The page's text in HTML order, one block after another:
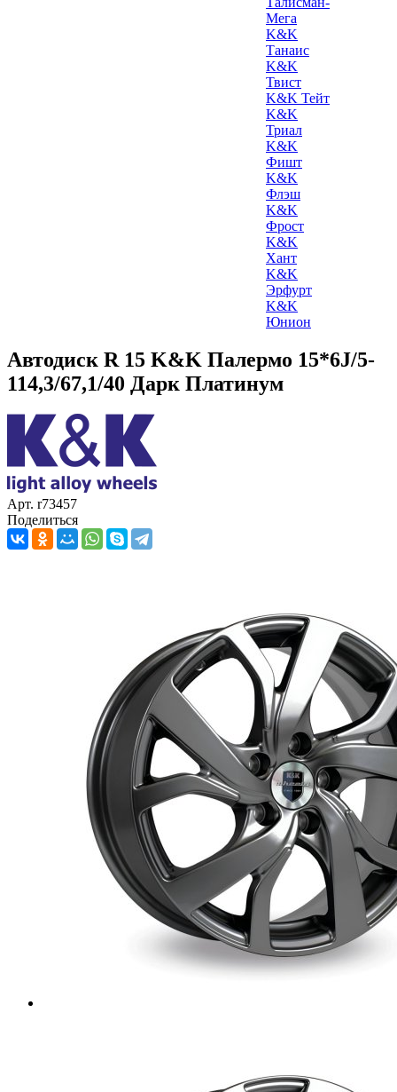
Мега
K&K
Танаис
K&K
Твист
K&K Тейт
K&K
Триал
K&K
Фишт
K&K
Флэш
K&K
Фрост
K&K
Хант
K&K
Эрфурт
K&K
Юнион
Автодиск R 15 K&K Палермо 15*6J/5-
114,3/67,1/40 Дарк Платинум
Арт. r73457
Поделиться